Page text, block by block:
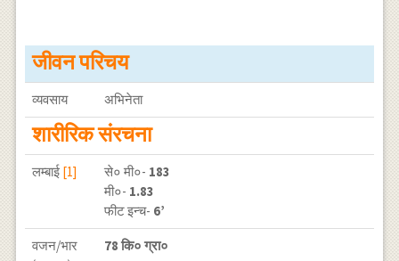
जीवन परिचय
व्यवसाय अभिनेता
शारीरिक संरचना
लम्बाई [1] से० मी०- 183
मी०- 1.83
फीट इन्च- 6’
वजन/भार
78 कि० ग्रा०